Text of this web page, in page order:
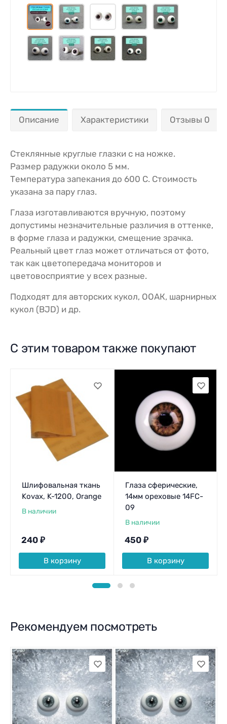
Описание Характеристики Отзывы 0
Стеклянные круглые глазки с на ножке.
Размер радужки около 5 мм.
Температура запекания до 600 С. Стоимость
указана за пару глаз.
Глаза изготавливаются вручную, поэтому
допустимы незначительные различия в оттенке,
в форме глаза и радужки, смещение зрачка.
Реальный цвет глаз может отличаться от фото,
так как цветопередача мониторов и
цветовосприятие у всех разные.
Подходят для авторских кукол, ООАК, шарнирных
кукол (BJD) и др.
С этим товаром также покупают
Шлифовальная ткань
Kovax, K-1200, Orange
В наличии
240 ₽
В корзину
Глаза сферические,
14мм ореховые 14FC-
09
В наличии
450 ₽
В корзину
Рекомендуем посмотреть